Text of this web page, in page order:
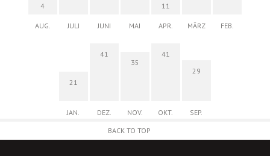
4
AUG. JULI JUNI MAI
11
APR. MÄRZ FEB.
21
JAN.
41
DEZ.
35
NOV.
41
OKT.
29
SEP.
BACK TO TOP